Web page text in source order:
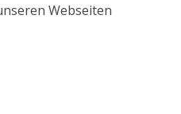
Webseiten